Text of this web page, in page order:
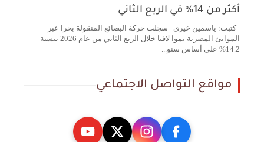
أكثر من 14% في الربع الثاني
كتبت: ياسمين خيري سجلت حركة البضائع المنقولة بحرا عبر
الموانئ المصرية نموا لافتا خلال الربع الثاني من عام 2026 بنسبة
14.2% على أساس سنو...
مواقع التواصل الاجتماعي